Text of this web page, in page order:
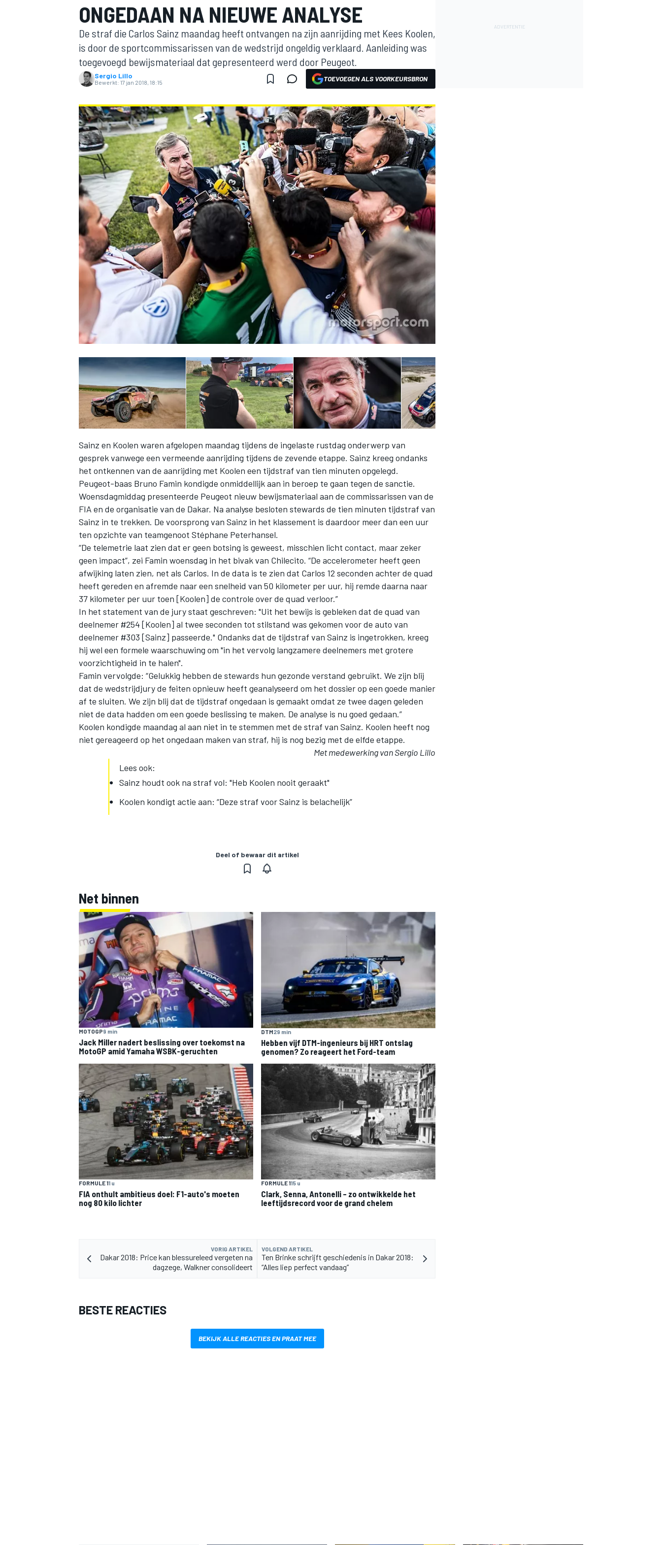
MOTOGP
INDYCAR
WEC DTM
MEER RACEKLASSEN
ONGEDAAN NA NIEUWE ANALYSE
De straf die Carlos Sainz maandag heeft ontvangen na zijn aanrijding met Kees Koolen,
is door de sportcommissarissen van de wedstrijd ongeldig verklaard. Aanleiding was
toegevoegd bewijsmateriaal dat gepresenteerd werd door Peugeot.
Sergio Lillo
Bewerkt: 17 jan 2018, 18:15 TOEVOEGEN ALS VOORKEURSBRON
Sainz en Koolen waren afgelopen maandag tijdens de ingelaste rustdag onderwerp van
gesprek vanwege een vermeende aanrijding tijdens de zevende etappe. Sainz kreeg ondanks
het ontkennen van de aanrijding met Koolen een tijdstraf van tien minuten opgelegd.
Peugeot-baas Bruno Famin kondigde onmiddellijk aan in beroep te gaan tegen de sanctie.
Woensdagmiddag presenteerde Peugeot nieuw bewijsmateriaal aan de commissarissen van de
FIA en de organisatie van de Dakar. Na analyse besloten stewards de tien minuten tijdstraf van
Sainz in te trekken. De voorsprong van Sainz in het klassement is daardoor meer dan een uur
ten opzichte van teamgenoot Stéphane Peterhansel.
“De telemetrie laat zien dat er geen botsing is geweest, misschien licht contact, maar zeker
geen impact”, zei Famin woensdag in het bivak van Chilecito. “De accelerometer heeft geen
afwijking laten zien, net als Carlos. In de data is te zien dat Carlos 12 seconden achter de quad
heeft gereden en afremde naar een snelheid van 50 kilometer per uur, hij remde daarna naar
37 kilometer per uur toen [Koolen] de controle over de quad verloor.”
In het statement van de jury staat geschreven: "Uit het bewijs is gebleken dat de quad van
deelnemer #254 [Koolen] al twee seconden tot stilstand was gekomen voor de auto van
deelnemer #303 [Sainz] passeerde." Ondanks dat de tijdstraf van Sainz is ingetrokken, kreeg
hij wel een formele waarschuwing om "in het vervolg langzamere deelnemers met grotere
voorzichtigheid in te halen".
Famin vervolgde: “Gelukkig hebben de stewards hun gezonde verstand gebruikt. We zijn blij
dat de wedstrijdjury de feiten opnieuw heeft geanalyseerd om het dossier op een goede manier
af te sluiten. We zijn blij dat de tijdstraf ongedaan is gemaakt omdat ze twee dagen geleden
niet de data hadden om een goede beslissing te maken. De analyse is nu goed gedaan.”
Koolen kondigde maandag al aan niet in te stemmen met de straf van Sainz. Koolen heeft nog
niet gereageerd op het ongedaan maken van straf, hij is nog bezig met de elfde etappe.
Met medewerking van Sergio Lillo
Lees ook:
Sainz houdt ook na straf vol: "Heb Koolen nooit geraakt"
Koolen kondigt actie aan: “Deze straf voor Sainz is belachelijk”
Deel of bewaar dit artikel
Net binnen
MOTOGP9 min
Jack Miller nadert beslissing over toekomst na
MotoGP amid Yamaha WSBK-geruchten
DTM29 min
Hebben vijf DTM-ingenieurs bij HRT ontslag
genomen? Zo reageert het Ford-team
FORMULE 11 u
FIA onthult ambitieus doel: F1-auto's moeten
nog 80 kilo lichter
FORMULE 115 u
Clark, Senna, Antonelli – zo ontwikkelde het
leeftijdsrecord voor de grand chelem
VORIG ARTIKEL
Dakar 2018: Price kan blessureleed vergeten na
dagzege, Walkner consolideert
VOLGEND ARTIKEL
Ten Brinke schrijft geschiedenis in Dakar 2018:
“Alles liep perfect vandaag”
BESTE REACTIES
BEKIJK ALLE REACTIES EN PRAAT MEE